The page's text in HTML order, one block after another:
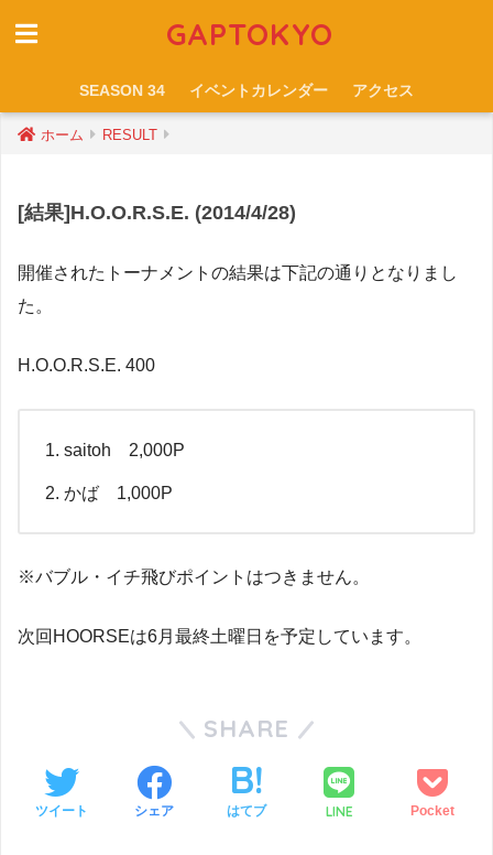
GAPTOKYO
SEASON 34 イベントカレンダー アクセス
ホーム RESULT
[結果]H.O.O.R.S.E. (2014/4/28)
開催されたトーナメントの結果は下記の通りとなりまし
た。
H.O.O.R.S.E. 400
saitoh 2,000P
かば 1,000P
※バブル・イチ飛びポイントはつきません。
次回HOORSEは6月最終土曜日を予定しています。
SHARE
ツイート シェア はてブ LINE Pocket